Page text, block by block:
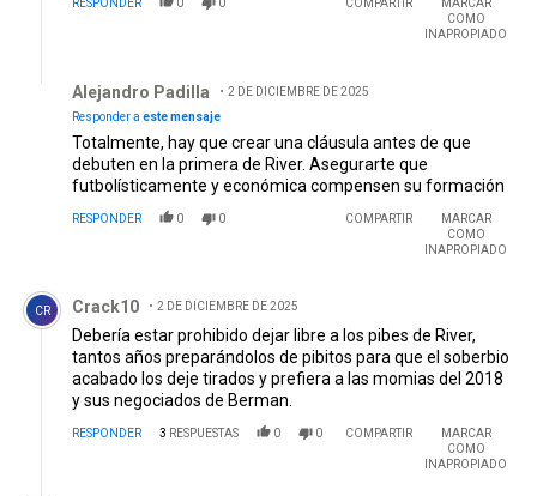
RESPONDER 0 0 COMPARTIR
MARCAR
COMO
INAPROPIADO
Alejandro Padilla
2 DE DICIEMBRE DE 2025
Responder a este mensaje
Totalmente, hay que crear una cláusula antes de que
debuten en la primera de River. Asegurarte que
futbolísticamente y económica compensen su formación
RESPONDER 0 0 COMPARTIR
MARCAR
COMO
INAPROPIADO
Comentario de Crack10.
CR Crack10 2 DE DICIEMBRE DE 2025
Debería estar prohibido dejar libre a los pibes de River,
tantos años preparándolos de pibitos para que el soberbio
acabado los deje tirados y prefiera a las momias del 2018
y sus negociados de Berman.
RESPONDER 3 RESPUESTAS 0 0 COMPARTIR
MARCAR
COMO
INAPROPIADO